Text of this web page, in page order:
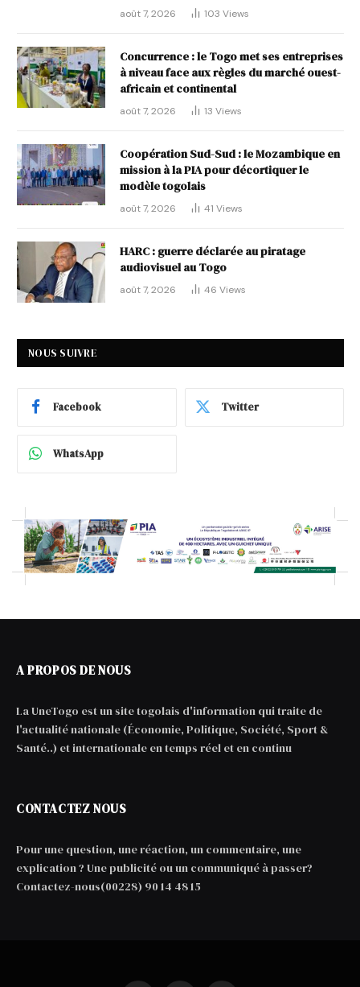
août 7, 2026 103 Views
Concurrence : le Togo met ses entreprises
à niveau face aux règles du marché ouest-
africain et continental
août 7, 2026 13 Views
Coopération Sud-Sud : le Mozambique en
mission à la PIA pour décortiquer le
modèle togolais
août 7, 2026 41 Views
HARC : guerre déclarée au piratage
audiovisuel au Togo
août 7, 2026 46 Views
NOUS SUIVRE
Facebook Twitter
WhatsApp
A PROPOS DE NOUS
La UneTogo est un site togolais d'information qui traite de
l'actualité nationale (Économie, Politique, Société, Sport &
Santé..) et internationale en temps réel et en continu
CONTACTEZ NOUS
Pour une question, une réaction, un commentaire, une
explication ? Une publicité ou un communiqué à passer?
Contactez-nous(00228) 90 14 48 15